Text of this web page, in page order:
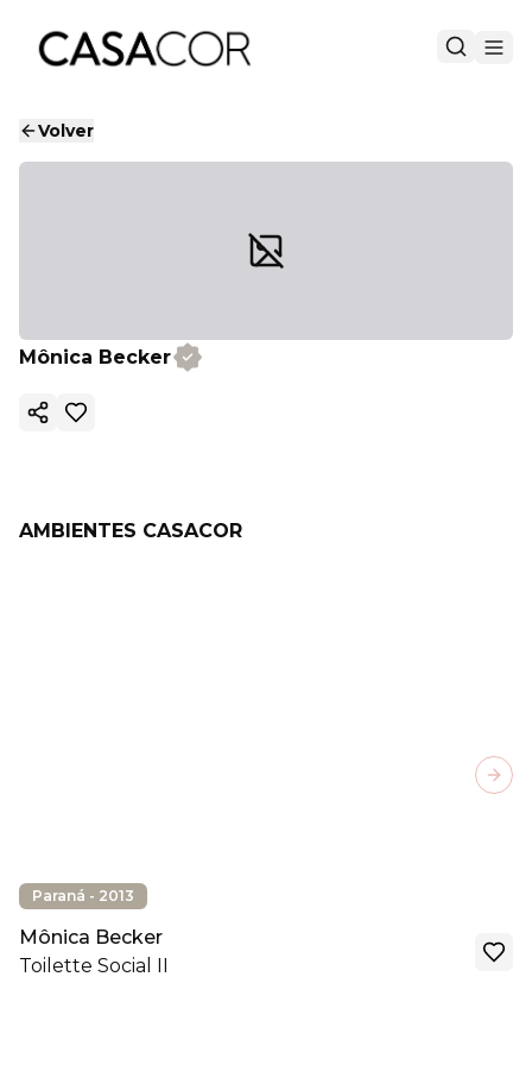
Volver
Mônica Becker
Copiar enlace
AMBIENTES CASACOR
Paraná - 2013
Mônica Becker
Toilette Social II